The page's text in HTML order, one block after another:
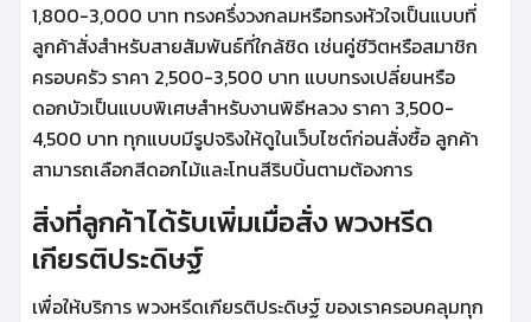
1,800-3,000 บาท ทรงครึ่งวงกลมหรือทรงหัวใจเป็นแบบที่
ลูกค้าสั่งสำหรับสายสัมพันธ์ที่ใกล้ชิด เช่นคู่ชีวิตหรือสมาชิก
ครอบครัว ราคา 2,500-3,500 บาท แบบทรงเปลี่ยนหรือ
ดอกบัวเป็นแบบพิเศษสำหรับงานพิธีหลวง ราคา 3,500-
4,500 บาท ทุกแบบมีรูปจริงให้ดูในเว็บไซต์ก่อนสั่งซื้อ ลูกค้า
สามารถเลือกสีดอกไม้และโทนสีริบบิ้นตามต้องการ
สิ่งที่ลูกค้าได้รับเพิ่มเมื่อสั่ง พวงหรีด
เกียรติประดิษฐ์
เพื่อให้บริการ พวงหรีดเกียรติประดิษฐ์ ของเราครอบคลุมทุก